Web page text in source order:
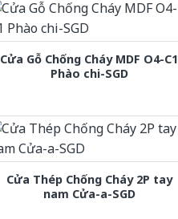
Cửa Gỗ Chống Cháy MDF O4-C1
Phào chi-SGD
Cửa Thép Chống Cháy 2P tay
nam Cửa-a-SGD